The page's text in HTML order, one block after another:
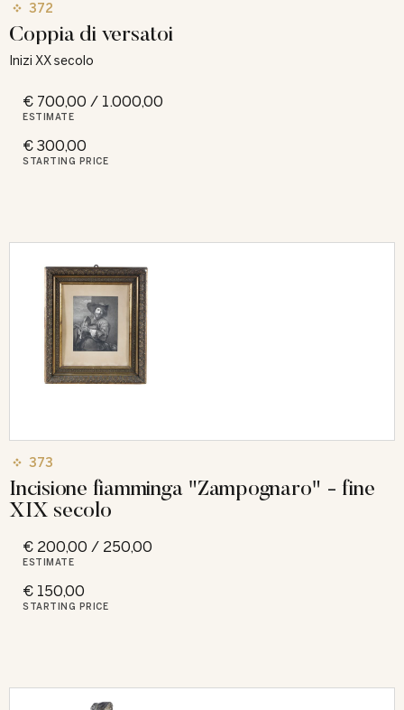
372
Coppia di versatoi
Inizi XX secolo
€ 700,00 / 1.000,00
ESTIMATE
€ 300,00
STARTING PRICE
373
Incisione fiamminga "Zampognaro" - fine
XIX secolo
€ 200,00 / 250,00
ESTIMATE
€ 150,00
STARTING PRICE